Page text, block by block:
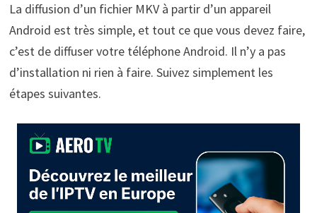
La diffusion d’un fichier MKV à partir d’un appareil
Android est très simple, et tout ce que vous devez faire,
c’est de diffuser votre téléphone Android. Il n’y a pas
d’installation ni rien à faire. Suivez simplement les
étapes suivantes.